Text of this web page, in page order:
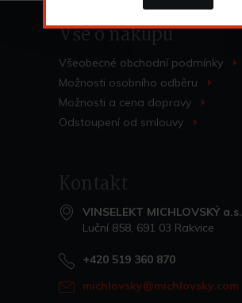
Vše o nákupu
Všeobecné obchodní podmínky
Možnosti osobního odběru
Možnosti a cena dopravy
Odstoupení od smlouvy
Kontakt
VINSELEKT MICHLOVSKÝ a.s.
Luční 858, 691 03 Rakvice
+420 519 360 870
michlovsky@michlovsky.com